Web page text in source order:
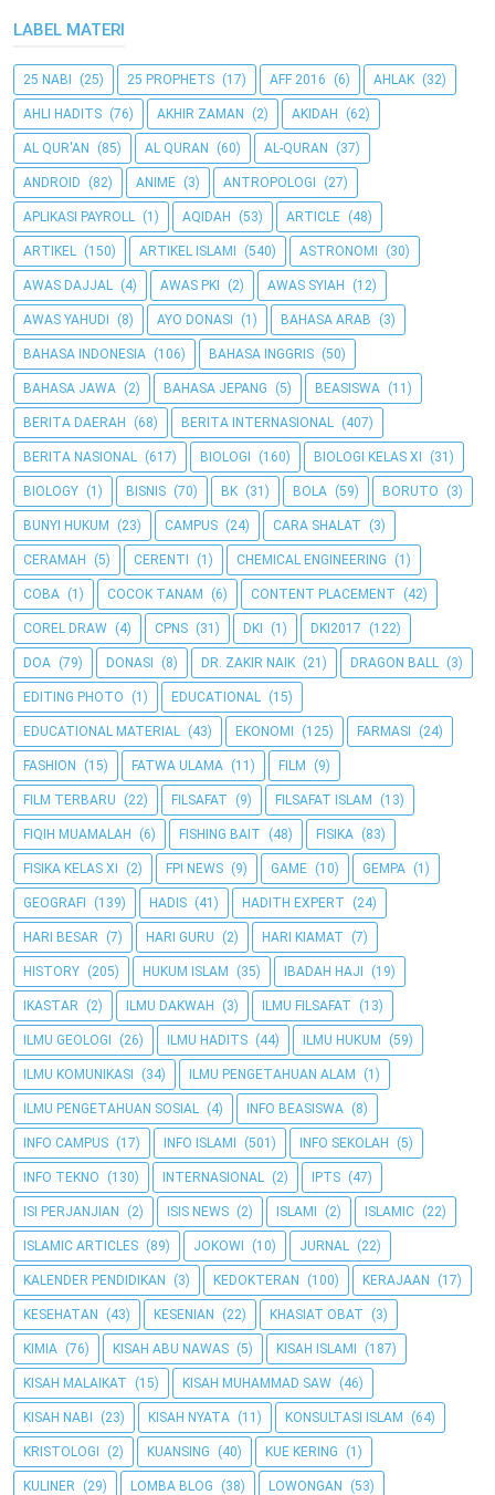
LABEL MATERI
25 NABI (25) 25 PROPHETS (17) AFF 2016 (6) AHLAK (32)
AHLI HADITS (76) AKHIR ZAMAN (2) AKIDAH (62)
AL QUR'AN (85) AL QURAN (60) AL-QURAN (37)
ANDROID (82) ANIME (3) ANTROPOLOGI (27)
APLIKASI PAYROLL (1) AQIDAH (53) ARTICLE (48)
ARTIKEL (150) ARTIKEL ISLAMI (540) ASTRONOMI (30)
AWAS DAJJAL (4) AWAS PKI (2) AWAS SYIAH (12)
AWAS YAHUDI (8) AYO DONASI (1) BAHASA ARAB (3)
BAHASA INDONESIA (106) BAHASA INGGRIS (50)
BAHASA JAWA (2) BAHASA JEPANG (5) BEASISWA (11)
BERITA DAERAH (68) BERITA INTERNASIONAL (407)
BERITA NASIONAL (617) BIOLOGI (160) BIOLOGI KELAS XI (31)
BIOLOGY (1) BISNIS (70) BK (31) BOLA (59) BORUTO (3)
BUNYI HUKUM (23) CAMPUS (24) CARA SHALAT (3)
CERAMAH (5) CERENTI (1) CHEMICAL ENGINEERING (1)
COBA (1) COCOK TANAM (6) CONTENT PLACEMENT (42)
COREL DRAW (4) CPNS (31) DKI (1) DKI2017 (122)
DOA (79) DONASI (8) DR. ZAKIR NAIK (21) DRAGON BALL (3)
EDITING PHOTO (1) EDUCATIONAL (15)
EDUCATIONAL MATERIAL (43) EKONOMI (125) FARMASI (24)
FASHION (15) FATWA ULAMA (11) FILM (9)
FILM TERBARU (22) FILSAFAT (9) FILSAFAT ISLAM (13)
FIQIH MUAMALAH (6) FISHING BAIT (48) FISIKA (83)
FISIKA KELAS XI (2) FPI NEWS (9) GAME (10) GEMPA (1)
GEOGRAFI (139) HADIS (41) HADITH EXPERT (24)
HARI BESAR (7) HARI GURU (2) HARI KIAMAT (7)
HISTORY (205) HUKUM ISLAM (35) IBADAH HAJI (19)
IKASTAR (2) ILMU DAKWAH (3) ILMU FILSAFAT (13)
ILMU GEOLOGI (26) ILMU HADITS (44) ILMU HUKUM (59)
ILMU KOMUNIKASI (34) ILMU PENGETAHUAN ALAM (1)
ILMU PENGETAHUAN SOSIAL (4) INFO BEASISWA (8)
INFO CAMPUS (17) INFO ISLAMI (501) INFO SEKOLAH (5)
INFO TEKNO (130) INTERNASIONAL (2) IPTS (47)
ISI PERJANJIAN (2) ISIS NEWS (2) ISLAMI (2) ISLAMIC (22)
ISLAMIC ARTICLES (89) JOKOWI (10) JURNAL (22)
KALENDER PENDIDIKAN (3) KEDOKTERAN (100) KERAJAAN (17)
KESEHATAN (43) KESENIAN (22) KHASIAT OBAT (3)
KIMIA (76) KISAH ABU NAWAS (5) KISAH ISLAMI (187)
KISAH MALAIKAT (15) KISAH MUHAMMAD SAW (46)
KISAH NABI (23) KISAH NYATA (11) KONSULTASI ISLAM (64)
KRISTOLOGI (2) KUANSING (40) KUE KERING (1)
KULINER (29) LOMBA BLOG (38) LOWONGAN (53)